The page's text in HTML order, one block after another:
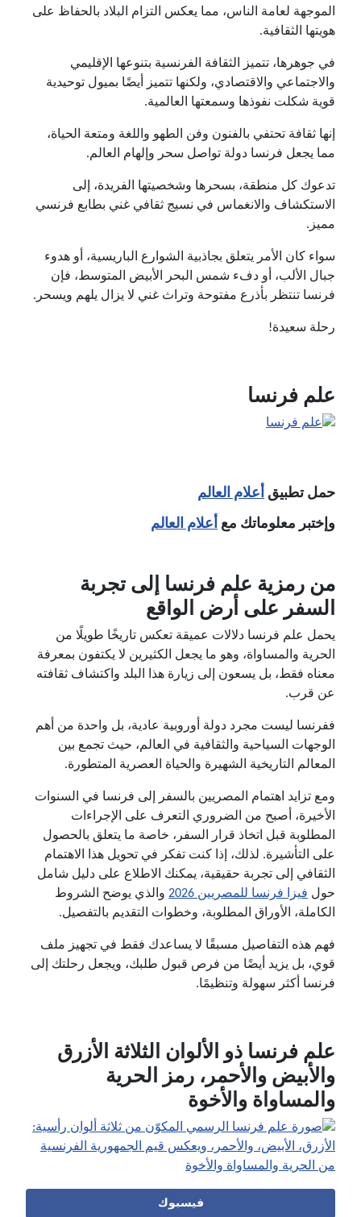
الموجهة لعامة الناس، مما يعكس التزام البلاد بالحفاظ على
هويتها الثقافية.
في جوهرها، تتميز الثقافة الفرنسية بتنوعها الإقليمي
والاجتماعي والاقتصادي، ولكنها تتميز أيضًا بميول توحيدية
قوية شكلت نفوذها وسمعتها العالمية.
إنها ثقافة تحتفي بالفنون وفن الطهو واللغة ومتعة الحياة،
مما يجعل فرنسا دولة تواصل سحر وإلهام العالم.
تدعوك كل منطقة، بسحرها وشخصيتها الفريدة، إلى
الاستكشاف والانغماس في نسيج ثقافي غني بطابع فرنسي
مميز.
سواء كان الأمر يتعلق بجاذبية الشوارع الباريسية، أو هدوء
جبال الألب، أو دفء شمس البحر الأبيض المتوسط، فإن
فرنسا تنتظر بأذرع مفتوحة وتراث غني لا يزال يلهم ويسحر.
رحلة سعيدة!
علم فرنسا
حمل تطبيق أعلام العالم
وإختبر معلوماتك مع أعلام العالم
من رمزية علم فرنسا إلى تجربة
السفر على أرض الواقع
يحمل علم فرنسا دلالات عميقة تعكس تاريخًا طويلًا من
الحرية والمساواة، وهو ما يجعل الكثيرين لا يكتفون بمعرفة
معناه فقط، بل يسعون إلى زيارة هذا البلد واكتشاف ثقافته
عن قرب.
ففرنسا ليست مجرد دولة أوروبية عادية، بل واحدة من أهم
الوجهات السياحية والثقافية في العالم، حيث تجمع بين
المعالم التاريخية الشهيرة والحياة العصرية المتطورة.
ومع تزايد اهتمام المصريين بالسفر إلى فرنسا في السنوات
الأخيرة، أصبح من الضروري التعرف على الإجراءات
المطلوبة قبل اتخاذ قرار السفر، خاصة ما يتعلق بالحصول
على التأشيرة. لذلك، إذا كنت تفكر في تحويل هذا الاهتمام
الثقافي إلى تجربة حقيقية، يمكنك الاطلاع على دليل شامل
حول فيزا فرنسا للمصريين 2026
والذي يوضح الشروط
الكاملة، الأوراق المطلوبة، وخطوات التقديم بالتفصيل.
فهم هذه التفاصيل مسبقًا لا يساعدك فقط في تجهيز ملف
قوي، بل يزيد أيضًا من فرص قبول طلبك، ويجعل رحلتك إلى
فرنسا أكثر سهولة وتنظيمًا.
علم فرنسا ذو الألوان الثلاثة الأزرق
والأبيض والأحمر، رمز الحرية
والمساواة والأخوة
فيسبوك